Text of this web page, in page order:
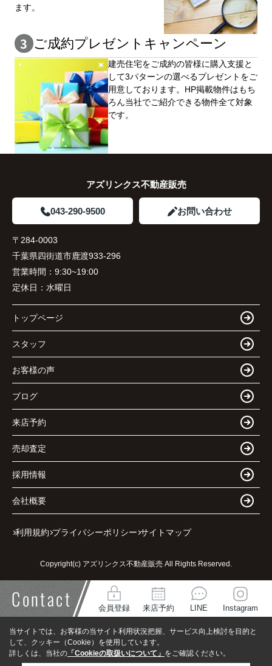
ます。
ご成約プレゼントキャンペーン
建売住宅をご成約の皆様に購⼊⽀援と
して3パターンの選べるプレゼントをご
用意しております。HP掲載物件はもち
ろん当社でご紹介できる物件全て対象
です。
アズリンクス不動産販売
043-290-9500 お問い合わせ
〒284-0003
千葉県四街道市鹿渡933-296
営業時間： 9:30~19:00
定休日： 水曜日
トップページ
スタッフ
お客様の声
ブログ
来店予約
売却査定
採用情報
会社概要
利用規約 プライバシーポリシー サイトマップ
Copyright(c) アズリンクス不動産販売 All Rights Reserved.
Contact 会員登録 来店予約 LINE Instagram
当サイトでは、お客様の当サイト利用状況把握、サービス向上検討を目的と
して、クッキー（Cookie）を使用しています。
詳しくは、当社の 「Cookieの取扱いについて」 をご確認ください。